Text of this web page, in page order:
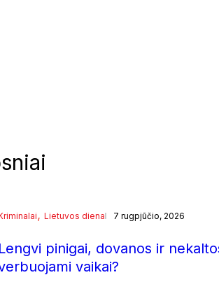
, Lietuvos diena 7 rugpjūčio, 2026
Lengvi pinigai, dovanos ir
vaikai?